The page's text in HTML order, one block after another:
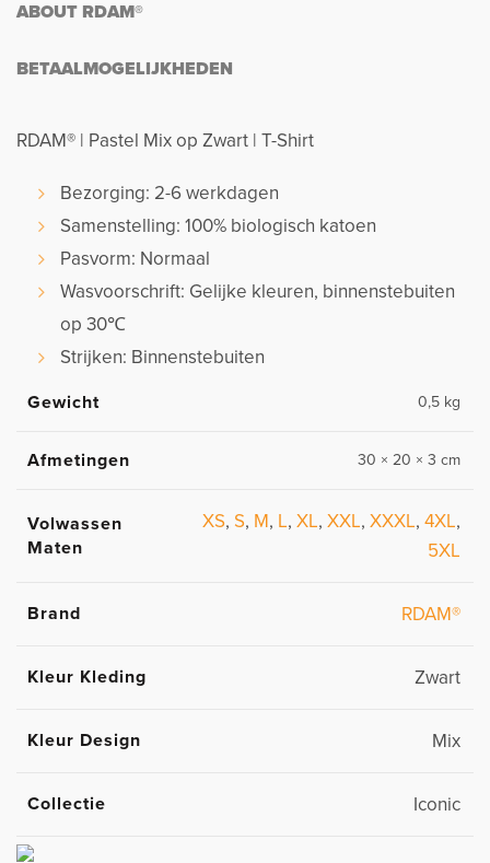
ABOUT RDAM®
BETAALMOGELIJKHEDEN
RDAM® | Pastel Mix op Zwart | T-Shirt
Bezorging: 2-6 werkdagen
Samenstelling: 100% biologisch katoen
Pasvorm: Normaal
Wasvoorschrift: Gelijke kleuren, binnenstebuiten
op 30℃
Strijken: Binnenstebuiten
Gewicht 0,5 kg
Afmetingen 30 × 20 × 3 cm
Volwassen
Maten
XS, S, M, L, XL, XXL, XXXL, 4XL,
5XL
Brand RDAM®
Kleur Kleding Zwart
Kleur Design Mix
Collectie Iconic